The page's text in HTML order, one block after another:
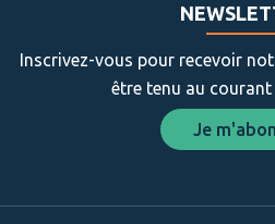
Inscrivez-vous pour recevoir
être tenu au courant
Je